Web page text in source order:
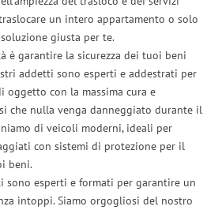
un intero appartamento o solo
giusta per te.
è garantire la sicurezza dei tuoi beni
addetti sono esperti e addestrati per
oggetto con la massima cura e
che nulla venga danneggiato durante il
di veicoli moderni, ideali per
con sistemi di protezione per il
beni.
esperti e formati per garantire un
intoppi. Siamo orgogliosi del nostro